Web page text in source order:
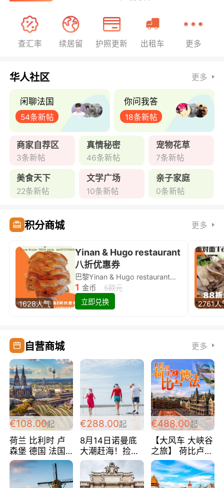
查汇率 续居留 护照更新 出租车 更多
华人社区 更多
闲聊法国
54条新帖
你问我答
18条新帖
商家自荐区
3条新帖
真情秘密
46条新帖
宠物花草
7条新帖
美食天下
22条新帖
文学广场
10条新帖
亲子家庭
0条新帖
积分商城 更多
1628人气
Yinan & Hugo restaurant
八折优惠券
巴黎Yinan & Hugo restaurant除简餐类全场8折
1 金币
5欧元
立即兑换
2761人
自营商城 更多
€108.00起
荷兰 比利时 卢
森堡 德国 法国
超爽玩遍西欧 循
环线 全程四星宾
馆 108欧/人/天
€288.00起
8月14日诺曼底
大潮赶海！捡海
鲜！轻轻松松海
边爽玩三日游
288欧/人
€488.00起
【大风车 大峡谷
之旅】 荷比卢德
法 巴黎上下 经
典五国四日游
488欧/人